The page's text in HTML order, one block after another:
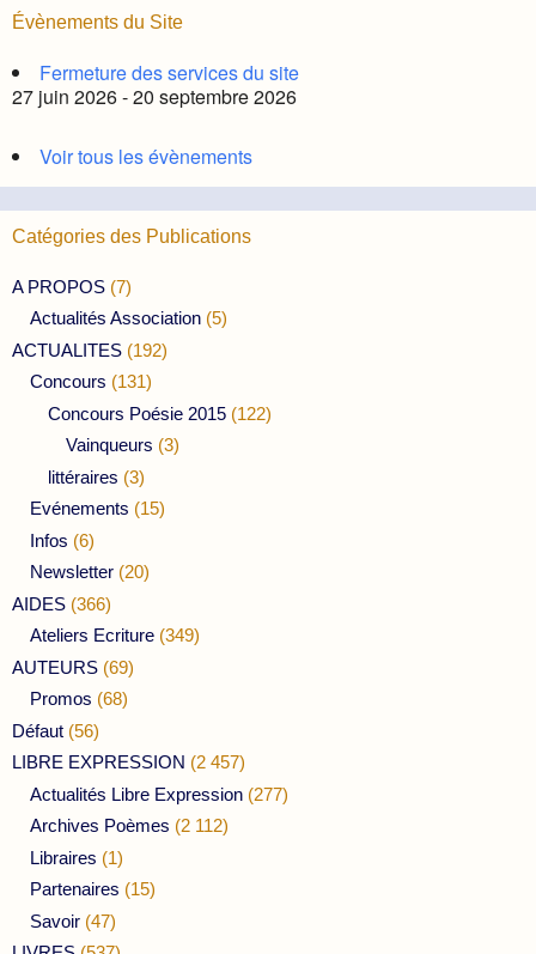
Évènements du Site
Fermeture des services du site
27 juin 2026 - 20 septembre 2026
Voir tous les évènements
Catégories des Publications
A PROPOS (7)
Actualités Association (5)
ACTUALITES (192)
Concours (131)
Concours Poésie 2015 (122)
Vainqueurs (3)
littéraires (3)
Evénements (15)
Infos (6)
Newsletter (20)
AIDES (366)
Ateliers Ecriture (349)
AUTEURS (69)
Promos (68)
Défaut (56)
LIBRE EXPRESSION (2 457)
Actualités Libre Expression (277)
Archives Poèmes (2 112)
Libraires (1)
Partenaires (15)
Savoir (47)